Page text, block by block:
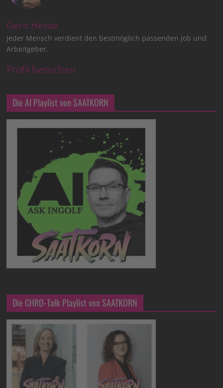
Gero Hesse
Jeder Mensch verdient den bestmöglich passenden Job und
Arbeitgeber.
Profil besuchen
Die AI Playlist von SAATKORN
Die CHRO-Talk Playlist von SAATKORN